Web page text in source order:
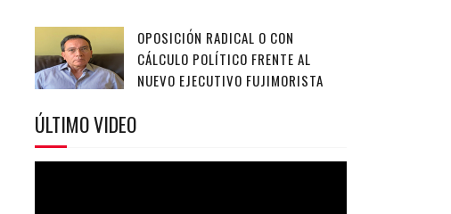
OPOSICIÓN RADICAL O CON
CÁLCULO POLÍTICO FRENTE AL
NUEVO EJECUTIVO FUJIMORISTA
ÚLTIMO VIDEO